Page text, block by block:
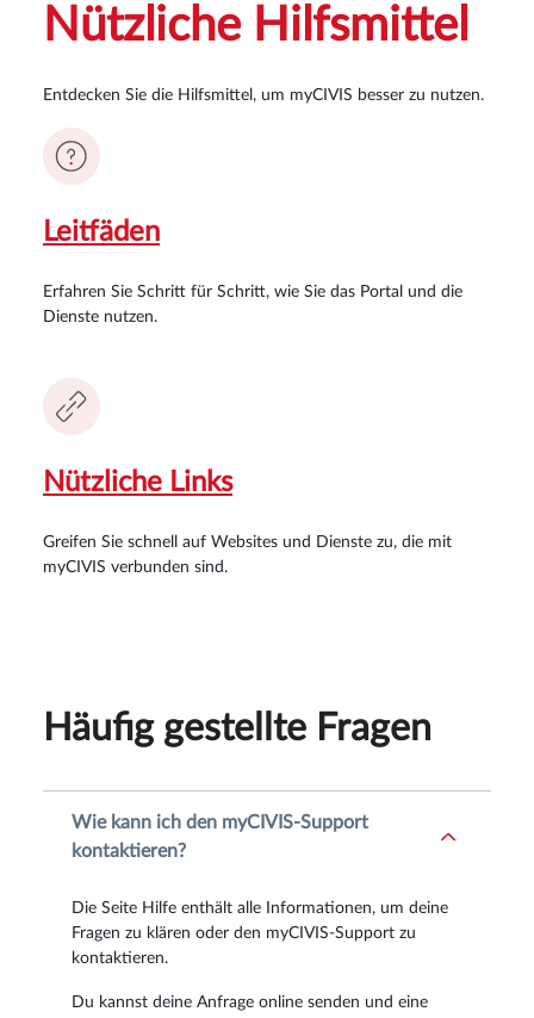
Nützliche Hilfsmittel
Entdecken Sie die Hilfsmittel, um myCIVIS besser zu nutzen.
Leitfäden
Erfahren Sie Schritt für Schritt, wie Sie das Portal und die
Dienste nutzen.
Nützliche Links
Greifen Sie schnell auf Websites und Dienste zu, die mit
myCIVIS verbunden sind.
Häufig gestellte Fragen
Wie kann ich den myCIVIS-Support
kontaktieren?
Die Seite Hilfe enthält alle Informationen, um deine
Fragen zu klären oder den myCIVIS-Support zu
kontaktieren.
Du kannst deine Anfrage online senden und eine